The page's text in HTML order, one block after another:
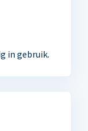
in gebruik.